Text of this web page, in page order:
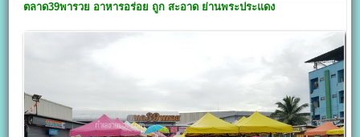
ตลาด39พารวย อาหารอร่อย ถูก สะอาด ย่านพระประแดง